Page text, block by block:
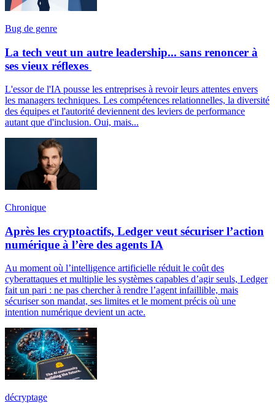
Bug de genre
La tech veut un autre leadership... sans renoncer à
ses vieux réflexes
L'essor de l'IA pousse les entreprises à revoir leurs attentes envers
les managers techniques. Les compétences relationnelles, la diversité
des équipes et l'autorité deviennent des leviers de performance
autant que d'inclusion. Oui, mais...
Chronique
Après les cryptoactifs, Ledger veut sécuriser l’action
numérique à l’ère des agents IA
Au moment où l’intelligence artificielle réduit le coût des
cyberattaques et multiplie les systèmes capables d’agir seuls, Ledger
fait un pari : ne pas chercher à rendre l’agent infaillible, mais
sécuriser son mandat, ses limites et le moment précis où une
intention numérique devient un acte.
décryptage